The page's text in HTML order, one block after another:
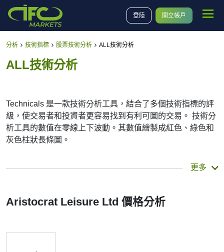
登陸 開立帳戶
分析 技術指標 股票技術分析 ALL技術分析
ALL技術分析
Technicals 是一款技術分析工具，結合了多個技術指標的評
級，使交易者和投資者更容易找到有利可圖的交易。 技術分
析工具的數值在零線上下波動。其數值繪製成紅色、綠色和
灰色柱狀長條圖。
摘要
術分析工具。許多交易者使用一些互補指標來做出更好的決
策。Technicals 將最常用的指標及其信號結合在一起，簡化
更多
Aristocrat Leisure Ltd 價格分析